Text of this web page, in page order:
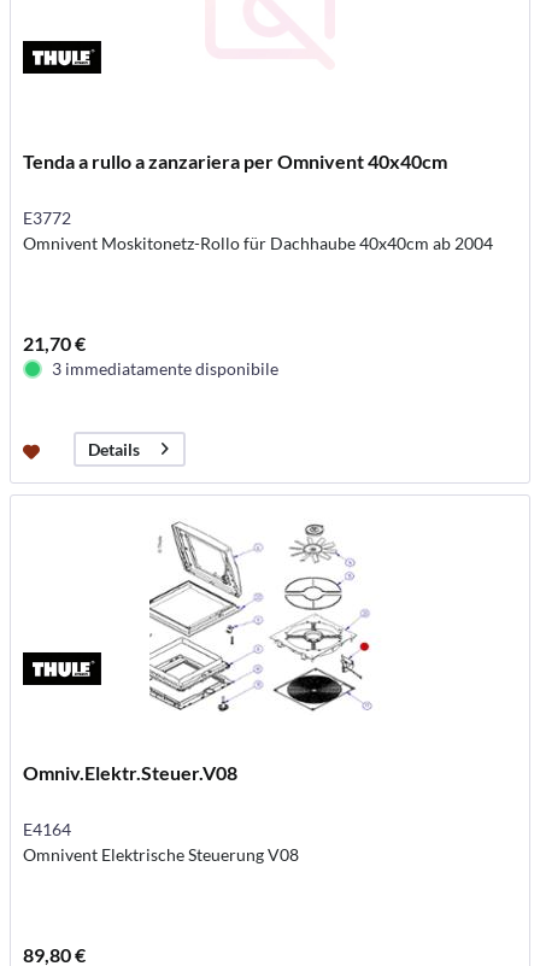
Tenda a rullo a zanzariera per Omnivent 40x40cm
E3772
Omnivent Moskitonetz-Rollo für Dachhaube 40x40cm ab 2004
21,70 €
3 immediatamente disponibile
Details
Omniv.Elektr.Steuer.V08
E4164
Omnivent Elektrische Steuerung V08
89,80 €